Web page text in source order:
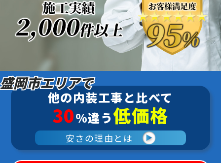
盛岡市エリアで
他の内装工事と比べて
30%違う低価格
安さの理由とは